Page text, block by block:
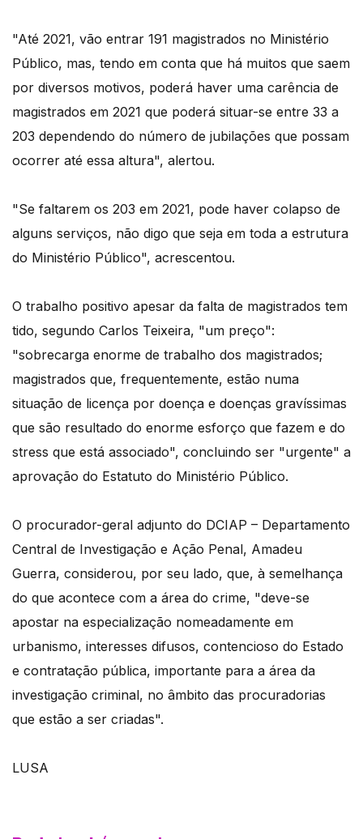
"Até 2021, vão entrar 191 magistrados no Ministério
Público, mas, tendo em conta que há muitos que saem
por diversos motivos, poderá haver uma carência de
magistrados em 2021 que poderá situar-se entre 33 a
203 dependendo do número de jubilações que possam
ocorrer até essa altura", alertou.
"Se faltarem os 203 em 2021, pode haver colapso de
alguns serviços, não digo que seja em toda a estrutura
do Ministério Público", acrescentou.
O trabalho positivo apesar da falta de magistrados tem
tido, segundo Carlos Teixeira, "um preço":
"sobrecarga enorme de trabalho dos magistrados;
magistrados que, frequentemente, estão numa
situação de licença por doença e doenças gravíssimas
que são resultado do enorme esforço que fazem e do
stress que está associado", concluindo ser "urgente" a
aprovação do Estatuto do Ministério Público.
O procurador-geral adjunto do DCIAP – Departamento
Central de Investigação e Ação Penal, Amadeu
Guerra, considerou, por seu lado, que, à semelhança
do que acontece com a área do crime, "deve-se
apostar na especialização nomeadamente em
urbanismo, interesses difusos, contencioso do Estado
e contratação pública, importante para a área da
investigação criminal, no âmbito das procuradorias
que estão a ser criadas".
LUSA